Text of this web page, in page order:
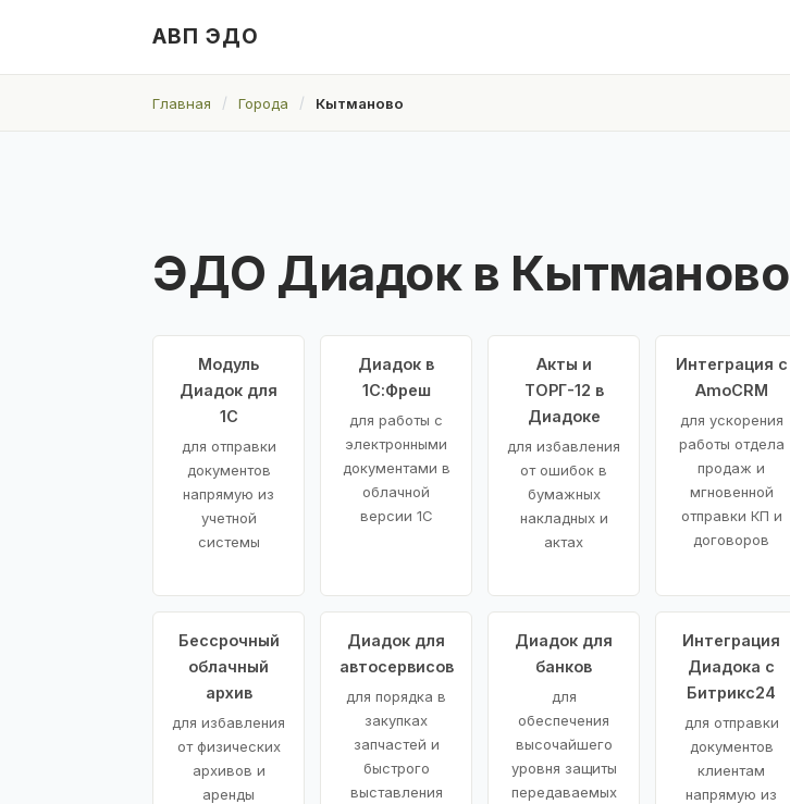
АВП ЭДО
Главная Города Кытманово
ЭДО Диадок в Кытманово
Модуль
Диадок для
1С
для отправки
документов
напрямую из
учетной
системы
Диадок в
1С:Фреш
для работы с
электронными
документами в
облачной
версии 1С
Акты и
ТОРГ-12 в
Диадоке
для избавления
от ошибок в
бумажных
накладных и
актах
Интеграция с
AmoCRM
для ускорения
работы отдела
продаж и
мгновенной
отправки КП и
договоров
Бессрочный
облачный
архив
для избавления
от физических
архивов и
аренды
Диадок для
автосервисов
для порядка в
закупках
запчастей и
быстрого
выставления
Диадок для
банков
для
обеспечения
высочайшего
уровня защиты
передаваемых
Интеграция
Диадока с
Битрикс24
для отправки
документов
клиентам
напрямую из